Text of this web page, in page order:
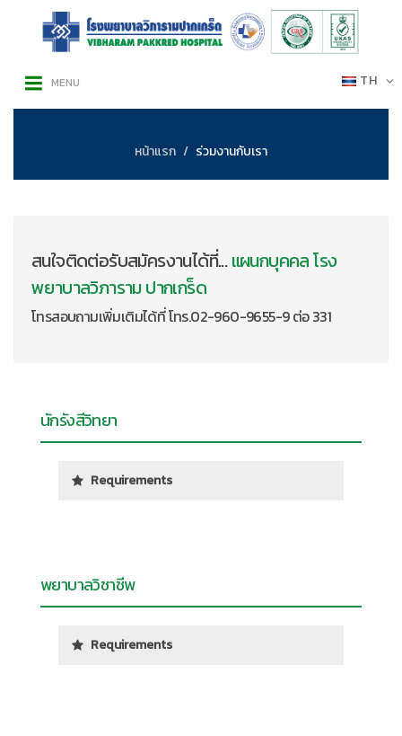
TH
MENU
หน้าแรก ร่วมงานกับเรา
สนใจติดต่อรับสมัครงานได้ที่...แผนกบุคคล โรง
พยาบาลวิภาราม ปากเกร็ด
โทรสอบถามเพิ่มเติมได้ที่ โทร.02-960-9655-9 ต่อ 331
นักรังสีวิทยา
Requirements
พยาบาลวิชาชีพ
Requirements